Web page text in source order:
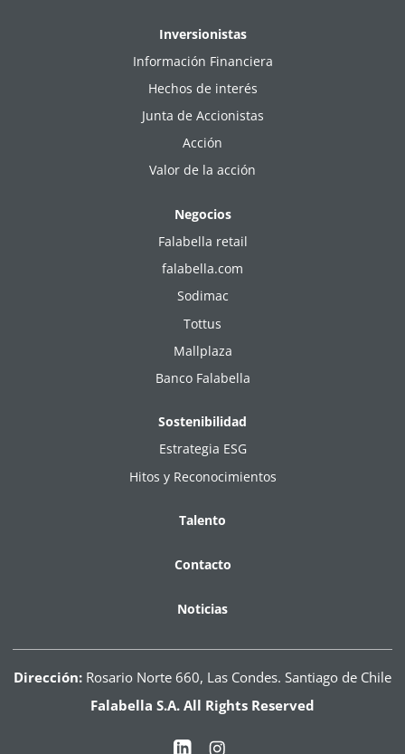
Inversionistas
Información Financiera
Hechos de interés
Junta de Accionistas
Acción
Valor de la acción
Negocios
Falabella retail
falabella.com
Sodimac
Tottus
Mallplaza
Banco Falabella
Sostenibilidad
Estrategia ESG
Hitos y Reconocimientos
Talento
Contacto
Noticias
Dirección: Rosario Norte 660, Las Condes. Santiago de Chile
Falabella S.A. All Rights Reserved